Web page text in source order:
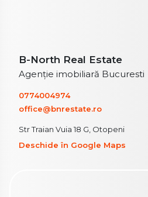
B-North Real Estate
Agenție imobiliară Bucuresti
0774004974
office@bnrestate.ro
Str Traian Vuia 18 G, Otopeni
Deschide în Google Maps